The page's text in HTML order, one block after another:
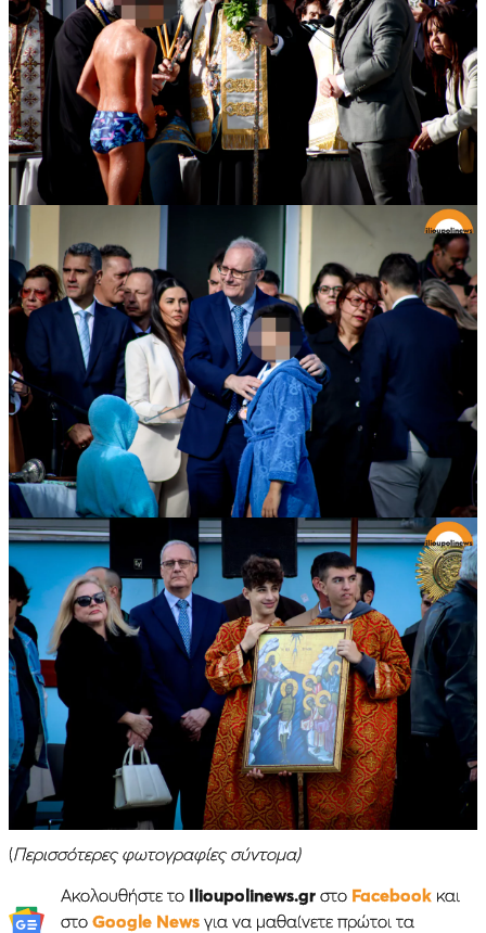
(Περισσότερες φωτογραφίες σύντομα)
Ακολουθήστε το Ilioupolinews.grστο Facebookκαι
στο Google Newsγια να μαθαίνετε πρώτοι τα